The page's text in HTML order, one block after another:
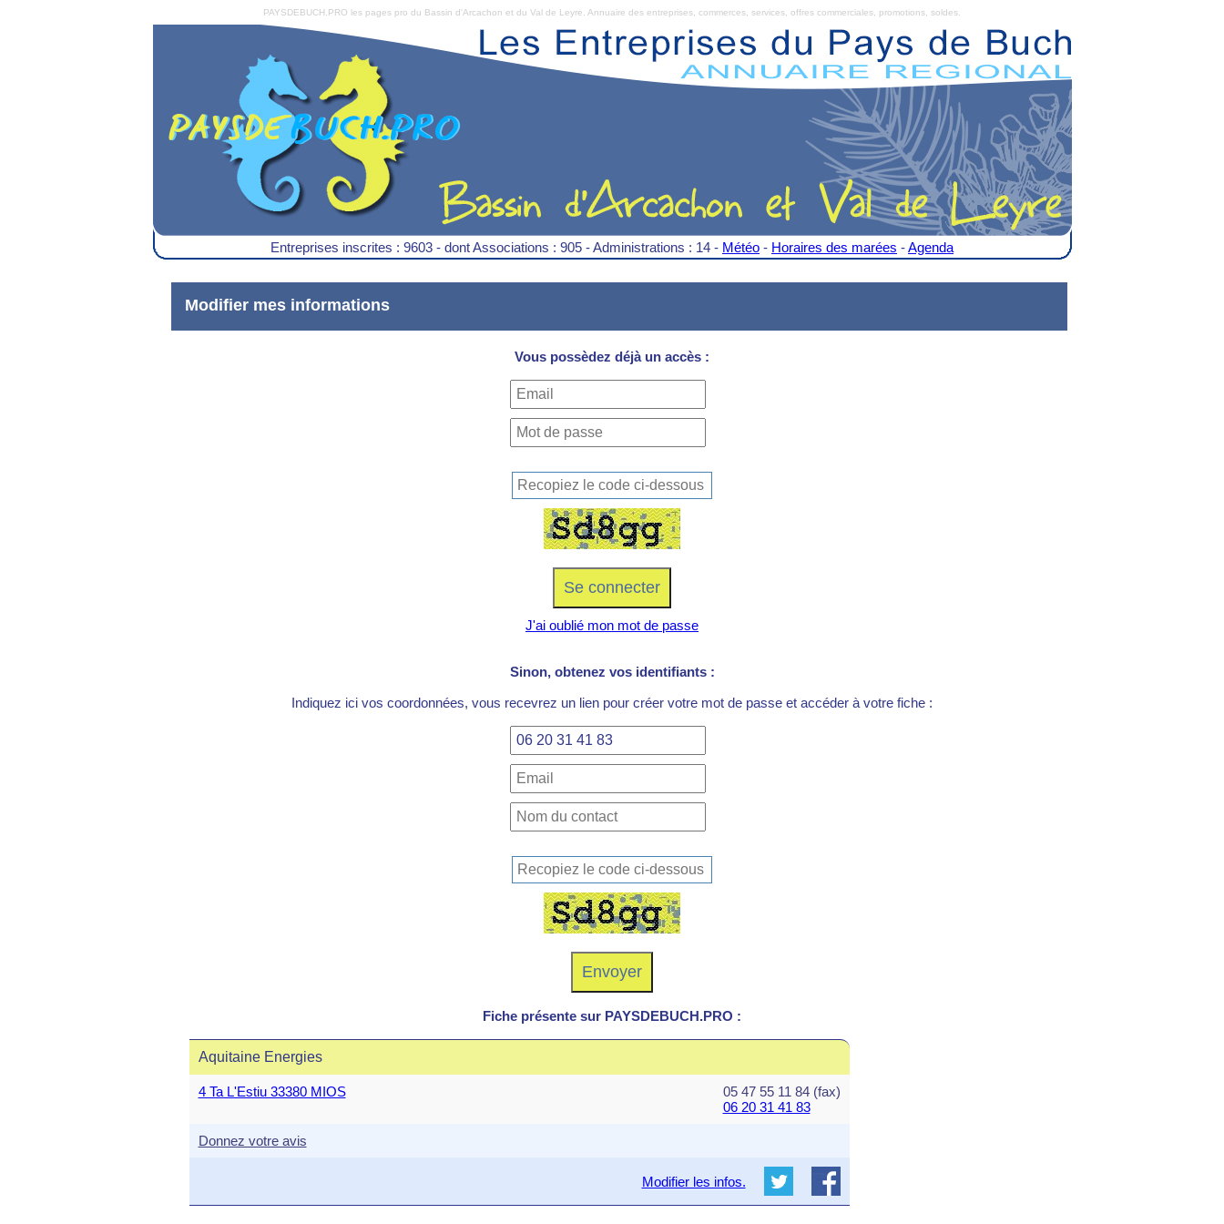
PAYSDEBUCH.PRO les pages pro du Bassin d'Arcachon et du Val de Leyre. Annuaire des entreprises, commerces, services, offres commerciales, promotions, soldes.
Entreprises inscrites : 9603 - dont Associations : 905 - Administrations : 14 - Météo - Horaires des marées -Agenda
Modifier mes informations
Vous possèdez déjà un accès :
J'ai oublié mon mot de passe
Sinon, obtenez vos identifiants :
Indiquez ici vos coordonnées, vous recevrez un lien pour créer votre mot de passe et accéder à votre fiche :
Fiche présente sur PAYSDEBUCH.PRO :
Aquitaine Energies
4 Ta L'Estiu 33380 MIOS
05 47 55 11 84 (fax)
06 20 31 41 83
Donnez votre avis
Modifier les infos.